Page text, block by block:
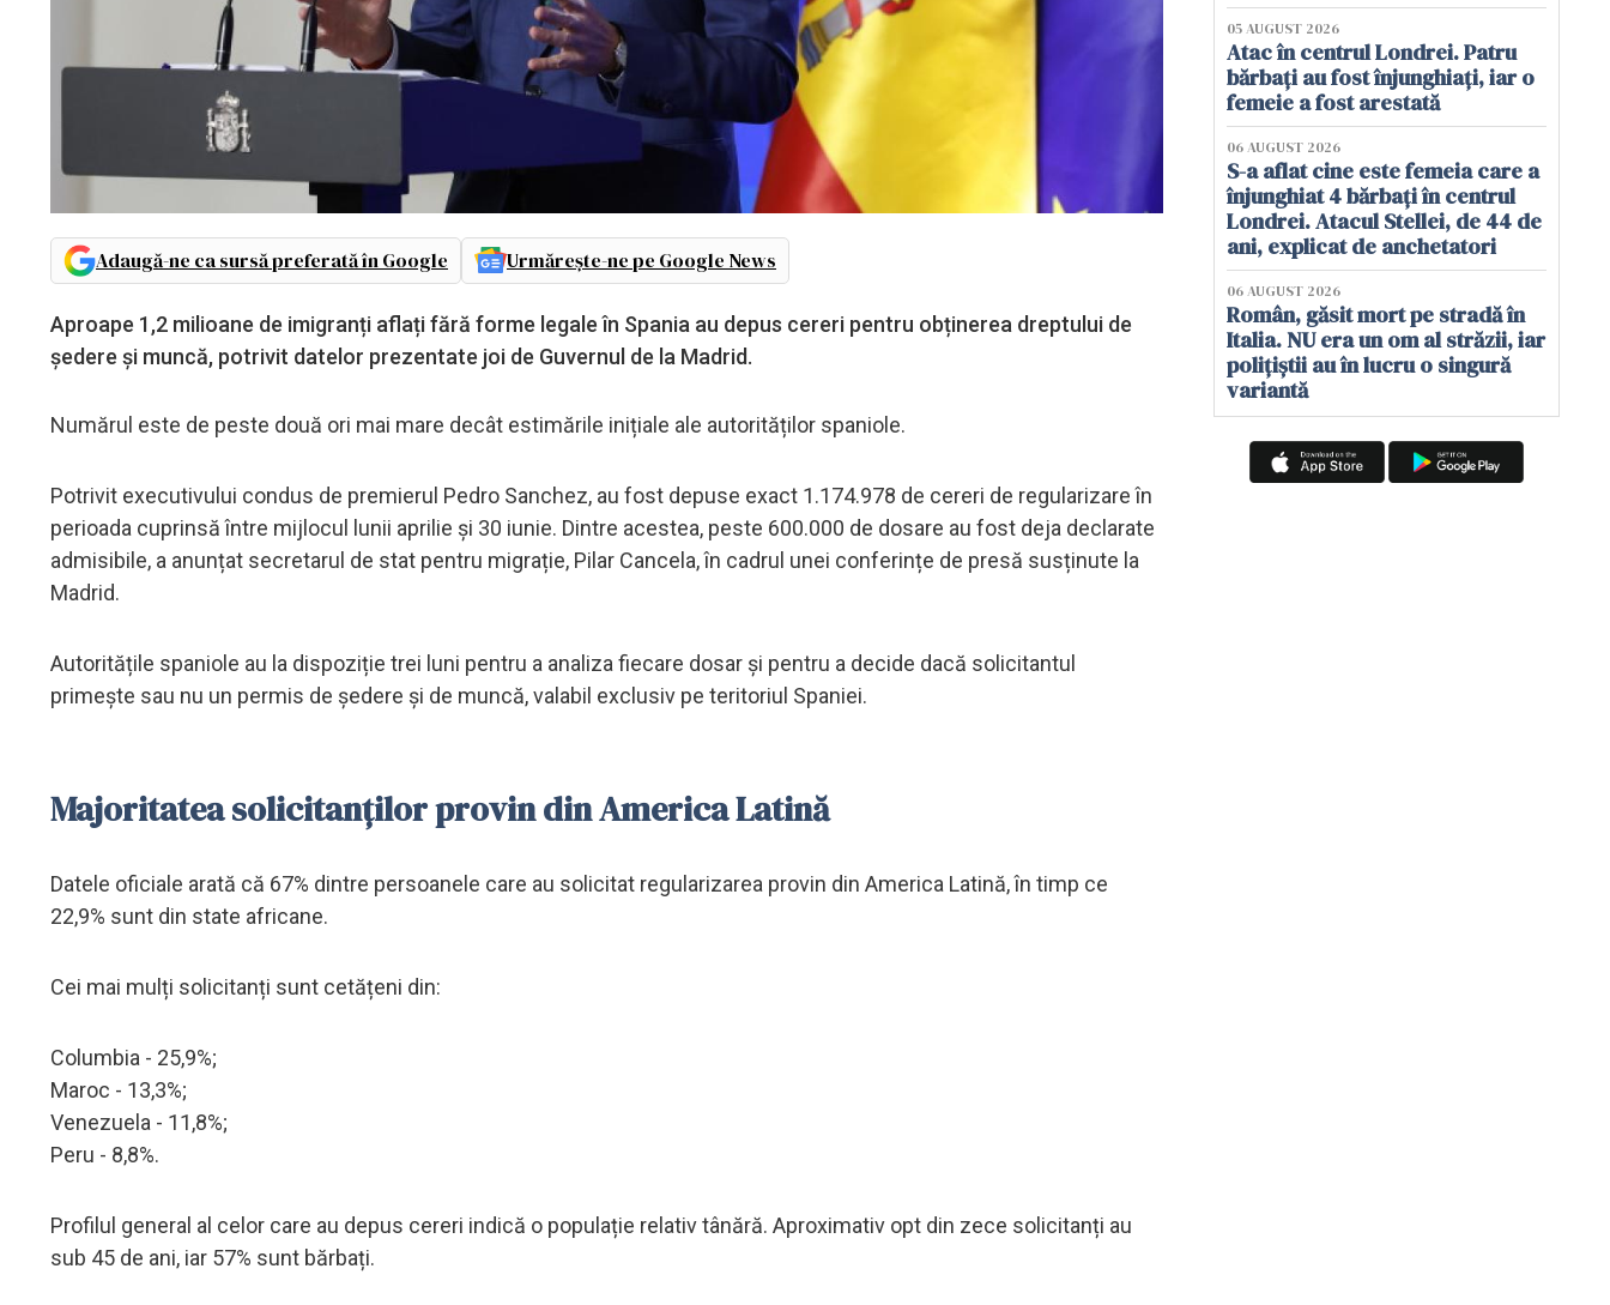
Adaugă-ne ca sursă preferată în Google Urmărește-ne pe Google News
Aproape 1,2 milioane de imigranți aflați fără forme legale în Spania au depus cereri pentru obținerea dreptului de
ședere și muncă, potrivit datelor prezentate joi de Guvernul de la Madrid.
Numărul este de peste două ori mai mare decât estimările inițiale ale autorităților spaniole.
Potrivit executivului condus de premierul Pedro Sanchez, au fost depuse exact 1.174.978 de cereri de regularizare în
perioada cuprinsă între mijlocul lunii aprilie și 30 iunie. Dintre acestea, peste 600.000 de dosare au fost deja declarate
admisibile, a anunțat secretarul de stat pentru migrație, Pilar Cancela, în cadrul unei conferințe de presă susținute la
Madrid.
Autoritățile spaniole au la dispoziție trei luni pentru a analiza fiecare dosar și pentru a decide dacă solicitantul
primește sau nu un permis de ședere și de muncă, valabil exclusiv pe teritoriul Spaniei.
Majoritatea solicitanților provin din America Latină
Datele oficiale arată că 67% dintre persoanele care au solicitat regularizarea provin din America Latină, în timp ce
22,9% sunt din state africane.
Cei mai mulți solicitanți sunt cetățeni din:
Columbia - 25,9%;
Maroc - 13,3%;
Venezuela - 11,8%;
Peru - 8,8%.
Profilul general al celor care au depus cereri indică o populație relativ tânără. Aproximativ opt din zece solicitanți au
sub 45 de ani, iar 57% sunt bărbați.
05 AUGUST 2026
Atac în centrul Londrei. Patru
bărbați au fost înjunghiați, iar o
femeie a fost arestată
06 AUGUST 2026
S-a aflat cine este femeia care a
înjunghiat 4 bărbați în centrul
Londrei. Atacul Stellei, de 44 de
ani, explicat de anchetatori
06 AUGUST 2026
Român, găsit mort pe stradă în
Italia. NU era un om al străzii, iar
polițiștii au în lucru o singură
variantă